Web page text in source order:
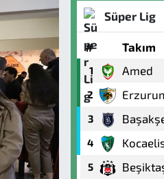
Süper Lig
# Takım
1 Amed
2
3
4
5